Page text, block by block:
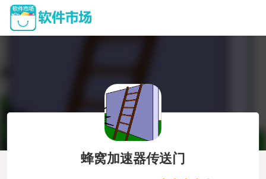
蜂窝加速器传送门